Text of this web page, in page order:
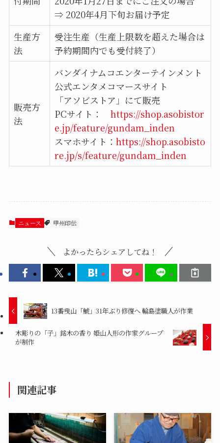
⇒ 2020年4月下旬お届け予定
生産方
法
受注生産（生産上限数を超えた場合は
予約期間内でも受付終了）
販売方
法
バンダイナムコエンターテインメント
公式エンタメコマースサイト
「アソビストア」にて販売
PCサイト： https://shop.asobistor
e.jp/feature/gundam_inden
スマホサイト： https://shop.asobisto
re.jp/s/feature/gundam_inden
ニュース 甲州印伝
よかったらシェアしてね！
13番曳山「鯱」31年ぶり修復へ 輪島塗職人が作業
木彫りの「子」銘木の香り 姫山人形の作家グループ
が制作
関連記事